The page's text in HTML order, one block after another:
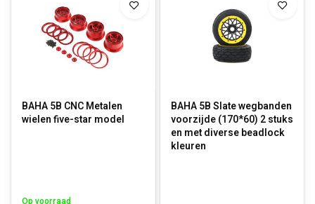
BAHA 5B CNC Metalen
wielen five-star model
Op voorraad
BAHA 5B Slate wegbanden
voorzijde (170*60) 2 stuks
en met diverse beadlock
kleuren